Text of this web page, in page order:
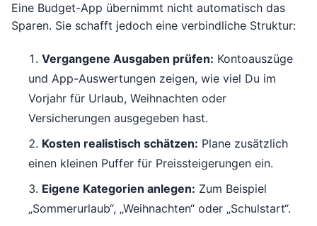
Eine Budget-App übernimmt nicht automatisch das
Sparen. Sie schafft jedoch eine verbindliche Struktur:
Vergangene Ausgaben prüfen: Kontoauszüge
und App-Auswertungen zeigen, wie viel Du im
Vorjahr für Urlaub, Weihnachten oder
Versicherungen ausgegeben hast.
Kosten realistisch schätzen: Plane zusätzlich
einen kleinen Puffer für Preissteigerungen ein.
Eigene Kategorien anlegen: Zum Beispiel
„Sommerurlaub“, „Weihnachten“ oder „Schulstart“.